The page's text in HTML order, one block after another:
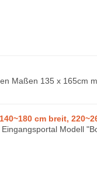
Maßen 135 x 165cm
cm breit,
Modell